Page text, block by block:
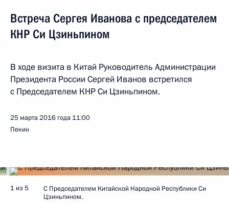
Встреча Сергея Иванова с председателем
КНР Си Цзиньпином
В ходе визита в Китай Руководитель Администрации
Президента России Сергей Иванов встретился
с Председателем КНР Си Цзиньпином.
25 марта 2016 года 11:00
Пекин
1 из 5
С Председателем Китайской Народной Республики Си
Цзиньпином.